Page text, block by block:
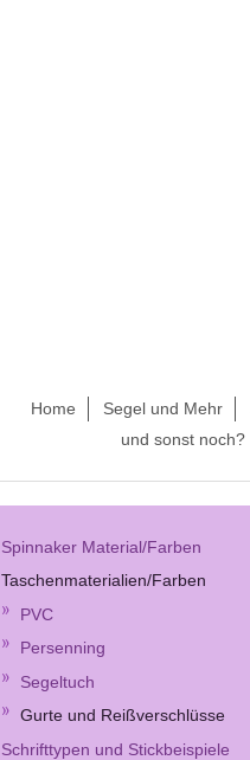
Home Segel und Mehr
und sonst noch?
Spinnaker Material/Farben
Taschenmaterialien/Farben
PVC
Persenning
Segeltuch
Gurte und Reißverschlüsse
Schrifttypen und Stickbeispiele